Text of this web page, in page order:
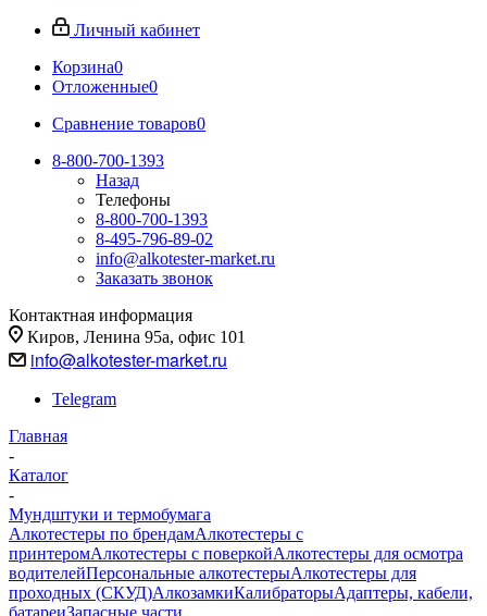
Личный кабинет
Корзина0
Отложенные0
Сравнение товаров0
8-800-700-1393
Назад
Телефоны
8-800-700-1393
8-495-796-89-02
info@alkotester-market.ru
Заказать звонок
Контактная информация
Киров, Ленина 95а, офис 101
info@alkotester-market.ru
Telegram
Главная
-
Каталог
-
Мундштуки и термобумага
Алкотестеры по брендамАлкотестеры с
принтеромАлкотестеры с поверкойАлкотестеры для осмотра
водителейПерсональные алкотестерыАлкотестеры для
проходных (СКУД)АлкозамкиКалибраторыАдаптеры, кабели,
батареиЗапасные части